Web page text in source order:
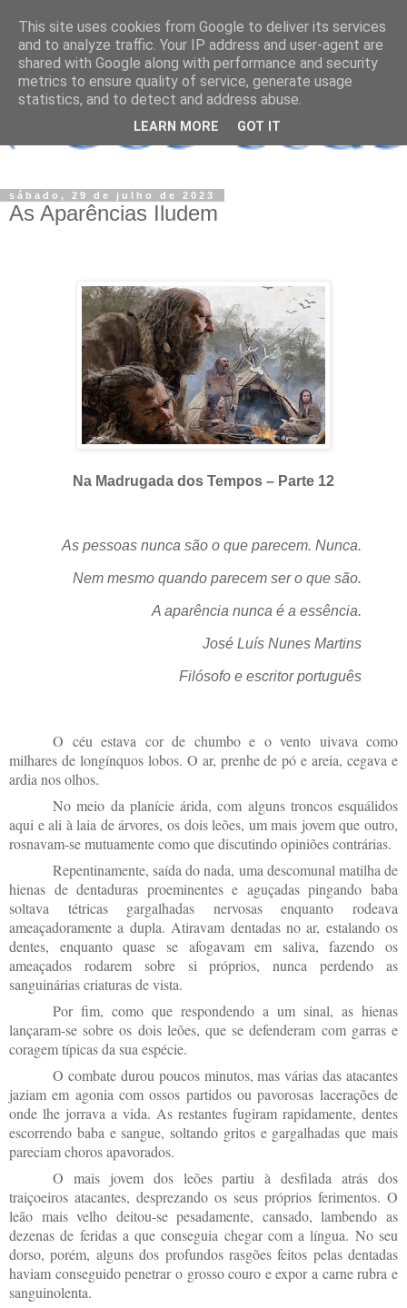
sábado, 29 de julho de 2023
As Aparências Iludem
Na Madrugada dos Tempos – Parte 12
As pessoas nunca são o que parecem. Nunca.
Nem mesmo quando parecem ser o que são.
A aparência nunca é a essência.
José Luís Nunes Martins
Filósofo e escritor português
O céu estava cor de chumbo e o vento uivava como
milhares de longínquos lobos. O ar, prenhe de pó e areia,cegava e
ardia nos olhos.
No meio da planície árida, com alguns troncos esquálidos
aqui e ali à laia de árvores, os dois leões, um mais jovem que outro,
rosnavam-se mutuamente como que discutindo opiniões contrárias.
Repentinamente, saída do nada, uma descomunal matilha de
hienas de dentaduras proeminentes e aguçadas pingando baba
soltava tétricas gargalhadas nervosas enquanto rodeava
ameaçadoramente a dupla. Atiravam dentadas no ar, estalando os
dentes, enquanto quase se afogavam em saliva, fazendo os
ameaçados rodarem sobre si próprios, nunca perdendo as
sanguinárias criaturas de vista.
Por fim, como que respondendo a um sinal, as hienas
lançaram-se sobre os dois leões, que se defenderam com garras e
coragem típicas da sua espécie.
O combate durou poucos minutos, mas várias das atacantes
jaziam em agonia com ossos partidos ou pavorosas lacerações de
onde lhe jorrava a vida. As restantes fugiram rapidamente, dentes
escorrendo baba e sangue, soltando gritos e gargalhadas que mais
pareciam choros apavorados.
O mais jovem dos leões partiu à desfilada atrás dos
traiçoeiros atacantes, desprezando os seus próprios ferimentos. O
leão mais velho deitou-se pesadamente, cansado, lambendo as
dezenas de feridas a que conseguia chegar com a língua. No seu
dorso, porém, alguns dos profundos rasgões feitos pelas dentadas
haviam conseguido penetrar o grosso couro e expor a carne rubra e
sanguinolenta.
This site uses cookies from Google to deliver its services
and to analyze traffic. Your IP address and user-agent are
shared with Google along with performance and security
metrics to ensure quality of service, generate usage
statistics, and to detect and address abuse.
LEARN MORE GOT IT